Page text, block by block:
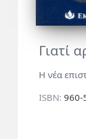
Γιατί
Η νέα
ISBN: 960-